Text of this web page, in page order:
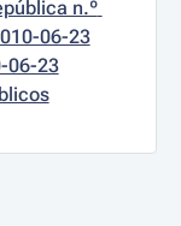
n.º
06-23
06-23